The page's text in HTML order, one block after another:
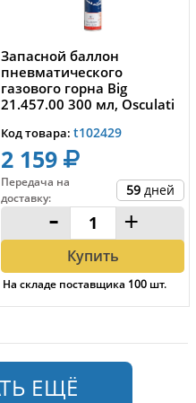
Запасной баллон
пневматического
газового горна Big
21.457.00 300 мл, Osculati
Код товара: t102429
2 159
Передача на
доставку: 59 дней
- +
Купить
На складе поставщика 100 шт.
ЕЩЁ